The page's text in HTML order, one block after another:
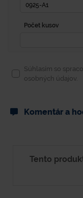
Počet kusov
Súhlasím so
osobných údajov.
Komentár a
Tento